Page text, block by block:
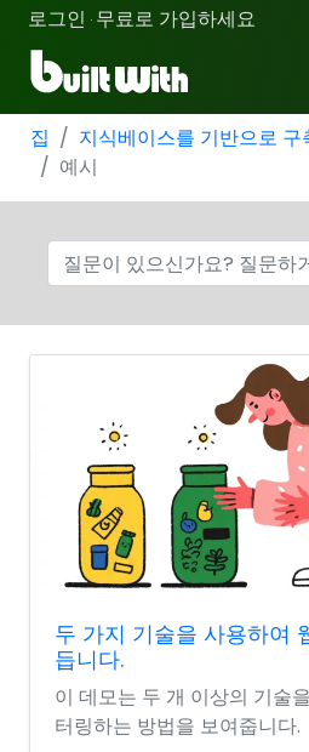
로그인 · 무료로 가입하세요
집 지식베이스를 기반으로 구
예시
두 가지 기술을 사용하여
듭니다.
이 데모는 두 개 이상의 기술
터링하는 방법을 보여줍니다.